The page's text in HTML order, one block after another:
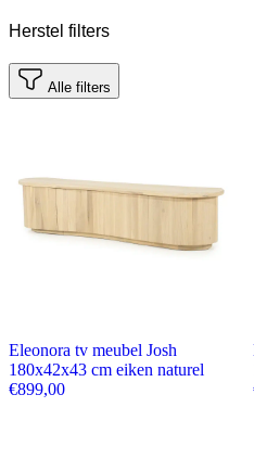
Herstel filters
Alle filters
Eleonora tv meubel Josh
180x42x43 cm eiken naturel
€899,00